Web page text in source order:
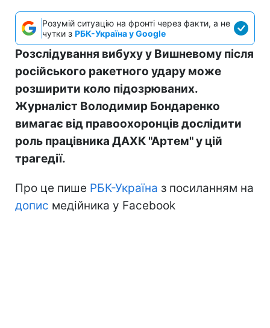
Розумій ситуацію на фронті через факти, а не
чутки з РБК-Україна у Google
Розслідування вибуху у Вишневому після
російського ракетного удару може
розширити коло підозрюваних.
Журналіст Володимир Бондаренко
вимагає від правоохоронців дослідити
роль працівника ДАХК "Артем" у цій
трагедії.
Про це пише РБК-Україна з посиланням на
допис медійника у Facebook